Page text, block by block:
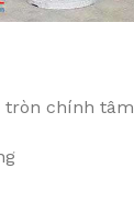
tròn chính tâm